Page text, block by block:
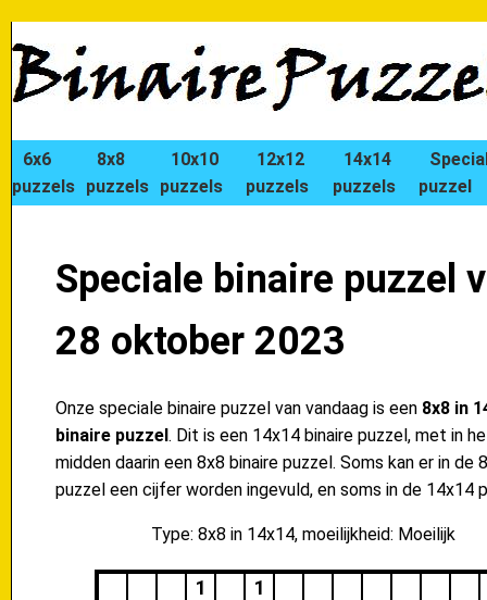
6x6
puzzels
8x8
puzzels
10x10
puzzels
12x12
puzzels
14x14
puzzels
puzzel
Speciale binaire puzzel
28 oktober 2023
Onze speciale binaire puzzel van vandaag is een 8x8 in
binaire puzzel. Dit is een 14x14 binaire puzzel, met in
midden daarin een 8x8 binaire puzzel. Soms kan er in de
puzzel een cijfer worden ingevuld, en soms in de 14x14
Type: 8x8 in 14x14, moeilijkheid: Moeilijk
1
1